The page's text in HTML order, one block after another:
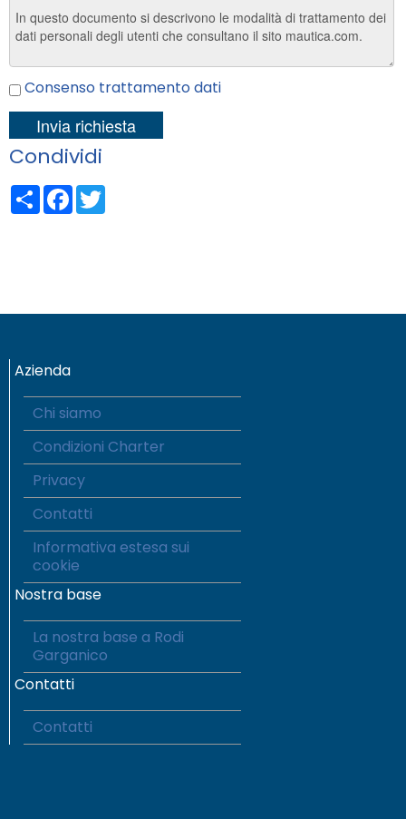
Consenso trattamento dati
Condividi
ShareFacebook
Azienda
Chi siamo
Condizioni Charter
Privacy
Contatti
Informativa estesa sui
cookie
Nostra base
La nostra base a Rodi
Garganico
Contatti
Contatti